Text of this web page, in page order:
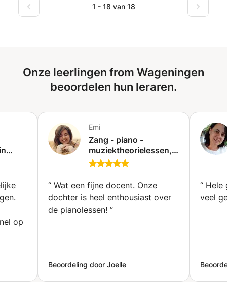
examens. Mogelijke vakken: - Wiskunde A/B - Scheikunde
- Natuurkunde - Nederlands - Engels
1 - 18 van 18
Onze leerlingen from Wageningen
beoordelen hun leraren.
op
Emi
Zang - piano -
muziektheorielessen,
gegeven in Ede (in het
(Ede)
“ Wat een fijne docent. Onze
dochter is heel enthousiast over
de pianolessen! ”
Beoordeling door Joelle
“ Hele
veel